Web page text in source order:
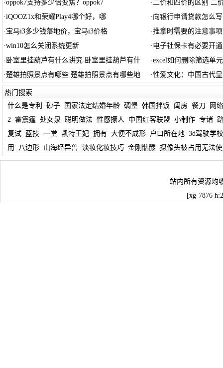
·oppok7支持多少倍变焦？oppok7 ·二价和四价的区别 二
·iQOOZ1x和荣耀Play4哪个好，哪 · 向银行申请贷款怎么写
· 宝马i3多少钱落地价，宝马i3价格 ·推拿时需要的注意事
·win10怎么关闭系统更新 · 电子社保卡有必要开
· 卧室里挂葫芦有什么讲究 卧室里挂葫芦有什 ·excel如何删除筛选单
·楚雄拍照景点有哪些 楚雄拍照景点有哪些地 ·性爱文化：中国古代
热门搜索
什么是专利
砂子 国家法定结婚年龄 碉堡 韩国拌饭 闺房 餐刀
网
2
霍震霆 处女泉 聪明做法 性感撩人 中国红客联盟 小制作 专诸
复试
蓝技 一堂 凯特王妃 拥有 大便不成形 户口所在地 3d驾驶学校
用
八边形 山海经异兽 淡妆化妆技巧 金刚骷髅 摄像头被占用无法
站内所有资源均
[xg-7876